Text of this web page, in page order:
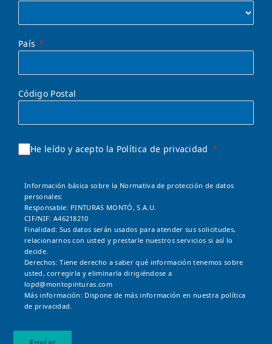
País
Código Postal
He leído y acepto la Política de privacidad
Información básica sobre la Normativa de protección de datos
personales:
Responsable: PINTURAS MONTÓ, S.A.U.
CIF/NIF: A46218210
Finalidad: Sus datos serán usados para atender sus solicitudes,
relacionarnos con usted y prestarle nuestros servicios si así lo
decide.
Derechos: Tiene derecho a saber qué información tenemos sobre
usted, corregirla y eliminarla dirigiéndose a
lopd@montopinturas.com
Más información: Dispone de más información en nuestra política
de privacidad.